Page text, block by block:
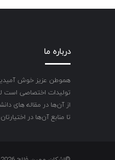
درباره ما
هموطن عزیز خوش
تولیدات اختصاصی است
از آن‌ها در مقاله های
تا منابع آن‌ها در